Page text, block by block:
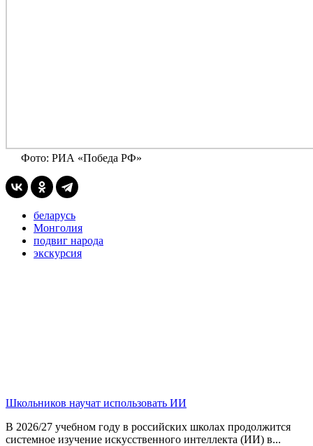
Фото: РИА «Победа РФ»
беларусь
Монголия
подвиг народа
экскурсия
Школьников научат использовать ИИ
В 2026/27 учебном году в российских школах продолжится
системное изучение искусственного интеллекта (ИИ) в...